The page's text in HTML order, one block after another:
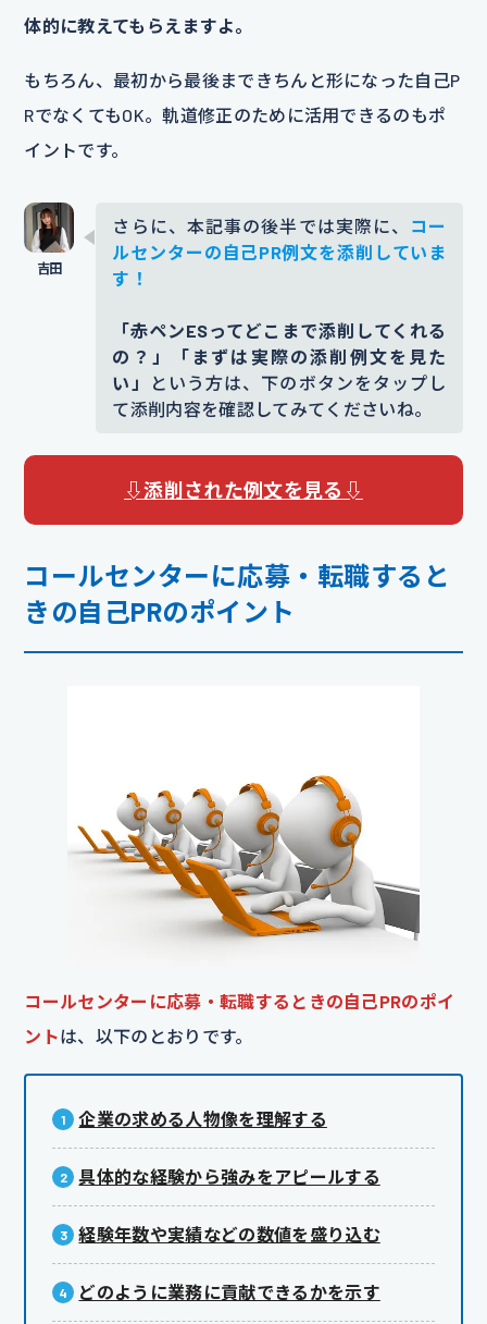
体的に教えてもらえますよ。
もちろん、最初から最後まできちんと形になった自己P
RでなくてもOK。軌道修正のために活用できるのもポ
イントです。
さらに、本記事の後半では実際に、 コー
ルセンターの自己PR例文を添削していま
す！
「赤ペンESってどこまで添削してくれる
の？」「まずは実際の添削例文を見た
い」
という方は、下のボタンをタップし
て添削内容を確認してみてくださいね。
⇩添削された例文を見る⇩
コールセンターに応募・転職すると
きの自己PRのポイント
コールセンターに応募・転職するときの自己PRのポイ
ントは、以下のとおりです。
企業の求める人物像を理解する
具体的な経験から強みをアピールする
経験年数や実績などの数値を盛り込む
どのように業務に貢献できるかを示す